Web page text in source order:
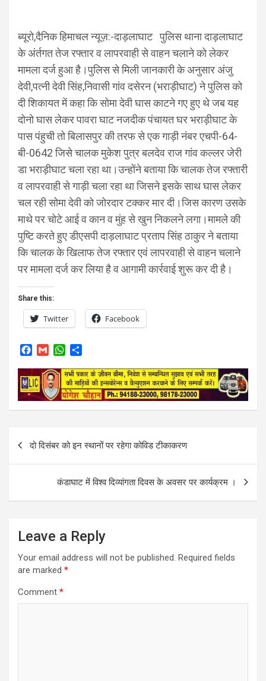
ब्यूरो,दैनिक हिमाचल न्यूज़:-दाड़लाघाट पुलिस थाना दाड़लाघाट
के अंर्तगत तेज रफ्तार व लापरवाही से वाहन चलाने को लेकर
मामला दर्ज हुआ है।पुलिस से मिली जानकारी के अनुसार अंजु
देवी,पत्नी देवी सिंह,निवासी गांव दसेरन (भराड़ीघाट) ने पुलिस को
दी शिकायत में कहा कि सोमा देवी घास काटने गए हुए थे जब यह
दोनो घास लेकर पावरा घाट नजदीक पंचायत घर भराड़ीघाट के
पास पंहुची तो बिलासपुर की तरफ से एक गाड़ी नंबर एचपी-64-
बी-0642 जिसे चालक मुकेश पुत्र बलदेव राज गांव कल्लर जेरी
डा भराड़ीघाट चला रहा था।उन्होंने बताया कि चालक तेज रफ्तारी
व लापरवाही से गाड़ी चला रहा था जिसने इसके साथ घास लेकर
चल रही सोमा देवी को जोरदार टक्कर मार दी।जिस कारण उसके
माथे पर चोटे आई व कान व मुंह से खुन निकलने लगा।मामले की
पुष्टि करते हुए डीएसपी दाड़लाघाट प्रताप सिंह ठाकुर ने बताया
कि चालक के खिलाफ तेज रफ्तार एवं लापरवाही से वाहन चलाने
पर मामला दर्ज कर लिया है व आगामी कार्रवाई शुरू कर दी है।
Share this:
Twitter Facebook
c
e
b
o
a
i
l
W
a
t
s
A
a
r
e
Post
navigation
दो दिसंबर को इन स्थानों पर रहेगा कोविड टीकाकरण
कंडाघाट में विश्व दिव्यांगता दिवस के अवसर पर कार्यक्रम ।
Leave a Reply
Your email address will not be published. Required fields
are marked *
Comment *